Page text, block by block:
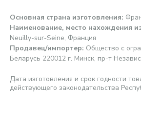
Основная страна изготовления:
Наименование, место нахождения
Neuilly-sur-Seine, Франция
Продавец/импортер: Общество с
Беларусь 220012 г. Минск, пр-т
Дата изготовления и срок годности
действующего законодательства